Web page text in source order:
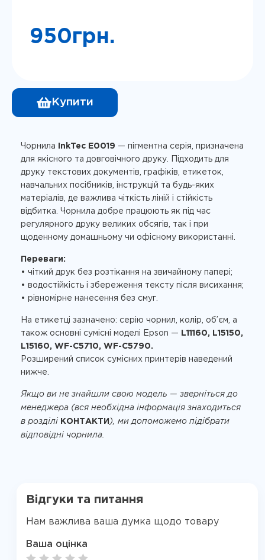
950грн.
Купити
Чорнила InkTec E0019 — пігментна серія, призначена
для якісного та довговічного друку. Підходить для
друку текстових документів, графіків, етикеток,
навчальних посібників, інструкцій та будь-яких
матеріалів, де важлива чіткість ліній і стійкість
відбитка. Чорнила добре працюють як під час
регулярного друку великих обсягів, так і при
щоденному домашньому чи офісному використанні.
Переваги:
• чіткий друк без розтікання на звичайному папері;
• водостійкість і збереження тексту після висихання;
• рівномірне нанесення без смуг.
На етикетці зазначено: серію чорнил, колір, об’єм, а
також основні сумісні моделі Epson —
L11160, L15150,
L15160, WF-C5710, WF-C5790.
Розширений список сумісних принтерів наведений
нижче.
Якщо ви не знайшли свою модель — зверніться до
менеджера (вся необхідна інформація знаходиться
в розділі КОНТАКТИ ), ми допоможемо підібрати
відповідні чорнила.
Відгуки та питання
Нам важлива ваша думка щодо товару
Ваша оцінка